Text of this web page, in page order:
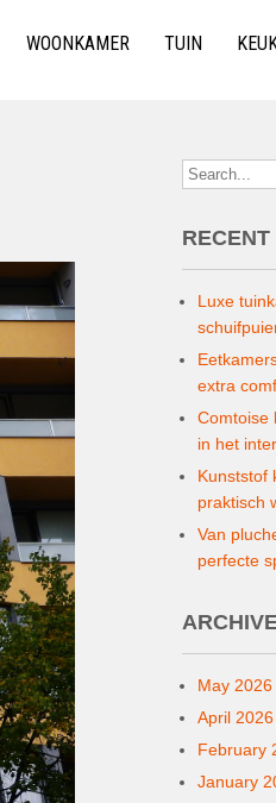
WOONKAMER TUIN
Luxe
extra
Comtoise
in het
Kunststof
praktisch
Van
perfecte
May 2026
April 2026
February
January